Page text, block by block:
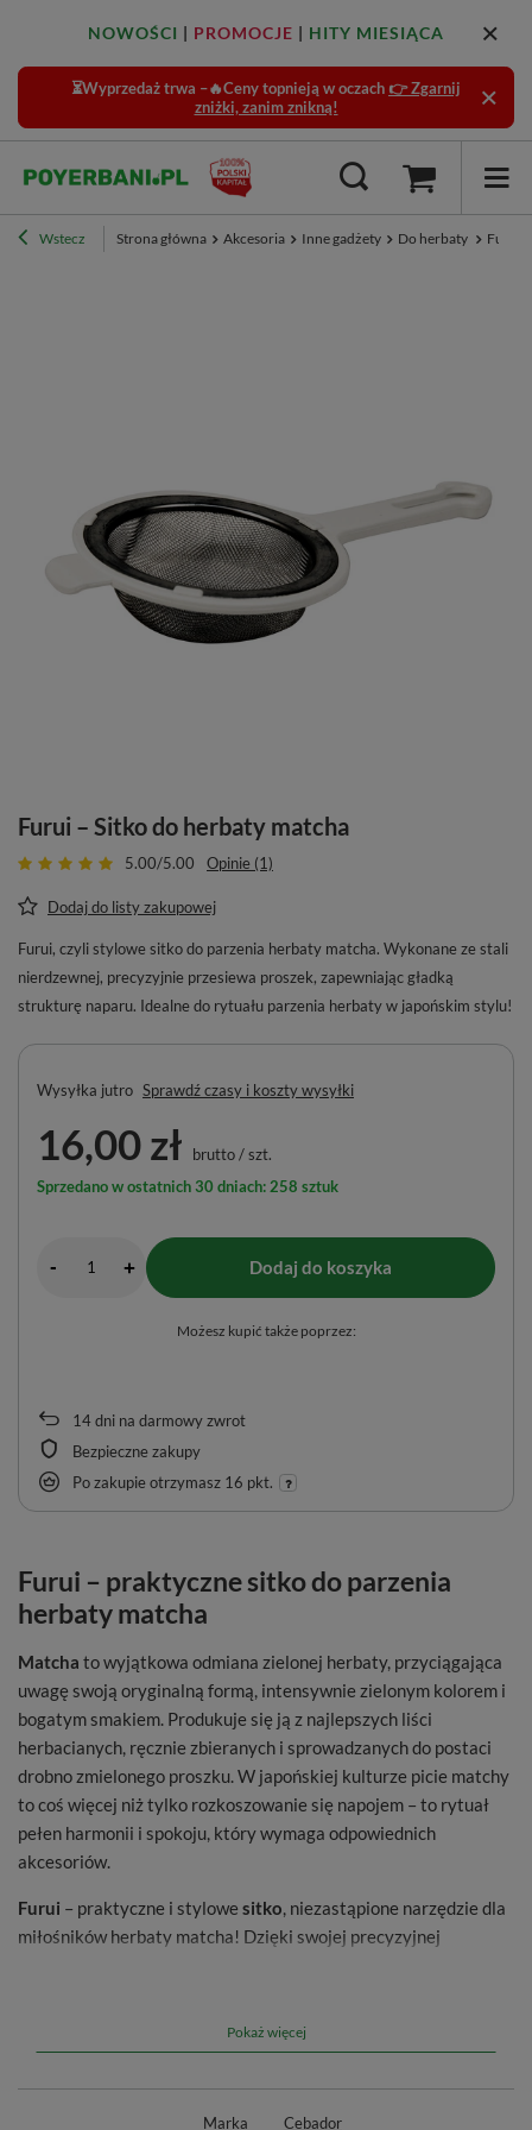
NOWOŚCI | PROMOCJE | HITY MIESIĄCA
⏳Wyprzedaż trwa –🔥Ceny topnieją w oczach 👉 Zgarnij
zniżki, zanim znikną!
Wstecz Strona główna Akcesoria Inne gadżety Do herbaty Furui
Furui – Sitko do herbaty matcha
5.00/5.00 Opinie (1)
Dodaj do listy zakupowej
Furui, czyli stylowe sitko do parzenia herbaty matcha. Wykonane ze stali
nierdzewnej, precyzyjnie przesiewa proszek, zapewniając gładką
strukturę naparu. Idealne do rytuału parzenia herbaty w japońskim stylu!
14dni na darmowy zwrot
Bezpieczne zakupy
Po zakupie otrzymasz 16 pkt.
Wysyłka jutro Sprawdź czasy i koszty wysyłki
16,00 zł brutto/szt.
Sprzedano w ostatnich 30 dniach: 258 sztuk
- + Dodaj do koszyka
Możesz kupić także poprzez:
Furui – praktyczne sitko do parzenia
herbaty matcha
Matcha to wyjątkowa odmiana zielonej herbaty, przyciągająca
uwagę swoją oryginalną formą, intensywnie zielonym kolorem i
bogatym smakiem. Produkuje się ją z najlepszych liści
herbacianych, ręcznie zbieranych i sprowadzanych do postaci
drobno zmielonego proszku. W japońskiej kulturze picie matchy
to coś więcej niż tylko rozkoszowanie się napojem – to rytuał
pełen harmonii i spokoju, który wymaga odpowiednich
akcesoriów.
Furui – praktyczne i stylowe sitko, niezastąpione narzędzie dla
miłośników herbaty matcha! Dzięki swojej precyzyjnej
strukturę naparu. Sitko wykonane jest z odpornej na rdzę stali
nierdzewnej, dzięki czemu jest trwałe, łatwe w czyszczeniu i
Pokaż więcej
Marka
Cebador